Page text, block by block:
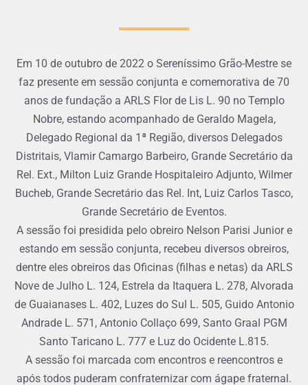
Em 10 de outubro de 2022 o Sereníssimo Grão-Mestre se
faz presente em sessão conjunta e comemorativa de 70
anos de fundação a ARLS Flor de Lis L. 90 no Templo
Nobre, estando acompanhado de Geraldo Magela,
Delegado Regional da 1ª Região, diversos Delegados
Distritais, Vlamir Camargo Barbeiro, Grande Secretário da
Rel. Ext., Milton Luiz Grande Hospitaleiro Adjunto, Wilmer
Bucheb, Grande Secretário das Rel. Int, Luiz Carlos Tasco,
Grande Secretário de Eventos.
A sessão foi presidida pelo obreiro Nelson Parisi Junior e
estando em sessão conjunta, recebeu diversos obreiros,
dentre eles obreiros das Oficinas (filhas e netas) da ARLS
Nove de Julho L. 124, Estrela da Itaquera L. 278, Alvorada
de Guaianases L. 402, Luzes do Sul L. 505, Guido Antonio
Andrade L. 571, Antonio Collaço 699, Santo Graal PGM
Santo Taricano L. 777 e Luz do Ocidente L.815.
A sessão foi marcada com encontros e reencontros e
após todos puderam confraternizar com ágape fraternal.